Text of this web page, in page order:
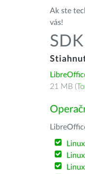
Ak ste
vás!
21 MB (